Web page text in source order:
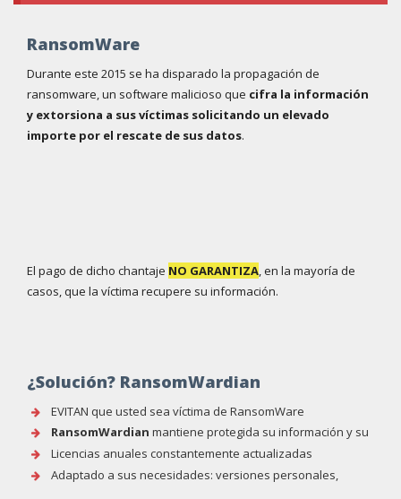
RansomWare
Durante este 2015 se ha disparado la propagación de
ransomware, un software malicioso que cifra la información
y extorsiona a sus víctimas solicitando un elevado
importe por el rescate de sus datos.
El pago de dicho chantaje NO GARANTIZA, en la mayoría de
casos, que la víctima recupere su información.
¿Solución? RansomWardian
EVITAN que usted sea víctima de RansomWare
RansomWardian mantiene protegida su información y su
sistema informático
Licencias anuales constantemente actualizadas
Adaptado a sus necesidades: versiones personales,